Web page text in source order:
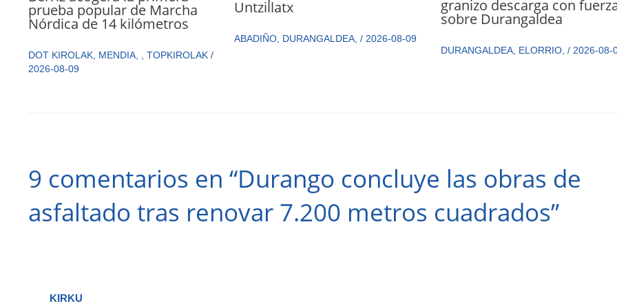
prueba popular de Marcha
Nórdica de 14 kilómetros
DOT KIROLAK, MENDIA, TOPKIROLAK/
2026-08-09
Untzillatx
ABADIÑO DURANGALDEA ,/ 2026-08-09
granizo descarga con
sobre Durangaldea
DURANGALDEA, ELORRIO, / 2026-08-
9 comentarios en “Durango concluye las obras de
asfaltado tras renovar 7.200 metros cuadrados”
KIRKU